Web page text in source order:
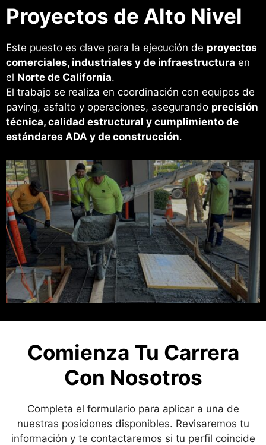
Proyectos de Alto Nivel
Este puesto es clave para la ejecución de proyectos
comerciales, industriales y de infraestructura en
el Norte de California.
El trabajo se realiza en coordinación con equipos de
paving, asfalto y operaciones, asegurando precisión
técnica, calidad estructural y cumplimiento de
estándares ADA y de construcción.
Comienza Tu Carrera
Con Nosotros
Completa el formulario para aplicar a una de
nuestras posiciones disponibles. Revisaremos tu
información y te contactaremos si tu perfil coincide